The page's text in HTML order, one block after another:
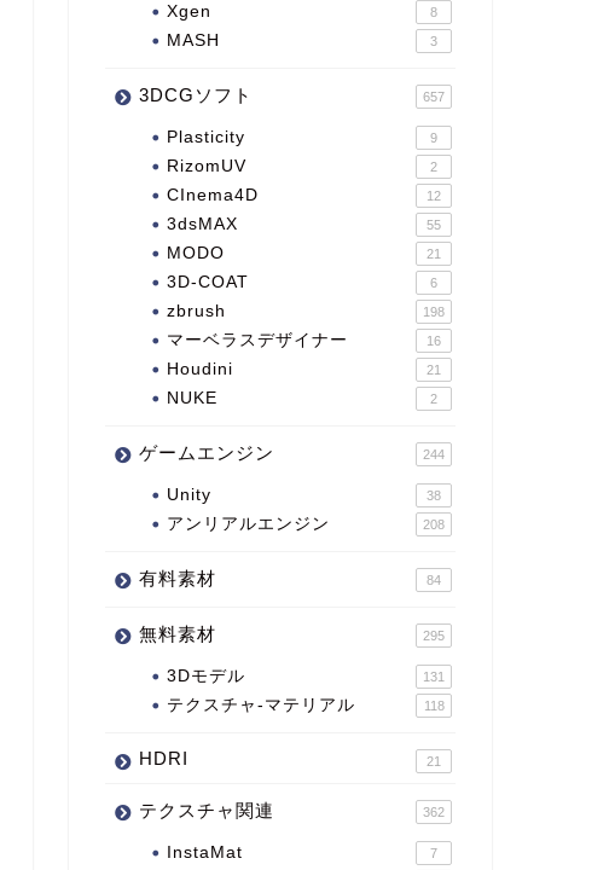
Xgen 8
MASH 3
3DCGソフト 657
Plasticity 9
RizomUV 2
CInema4D 12
3dsMAX 55
MODO 21
3D-COAT 6
zbrush 198
マーベラスデザイナー 16
Houdini 21
NUKE 2
ゲームエンジン 244
Unity 38
アンリアルエンジン 208
有料素材 84
無料素材 295
3Dモデル 131
テクスチャ-マテリアル 118
HDRI 21
テクスチャ関連 362
InstaMat 7